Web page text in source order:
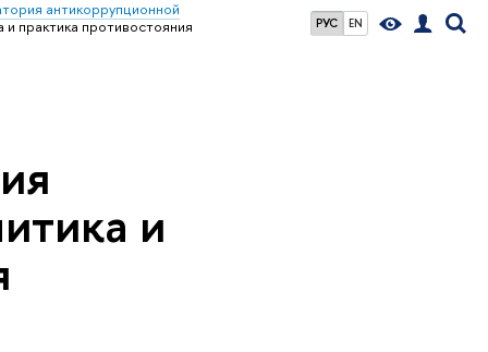
РУС EN
антикоррупционной
практика противостояния
и